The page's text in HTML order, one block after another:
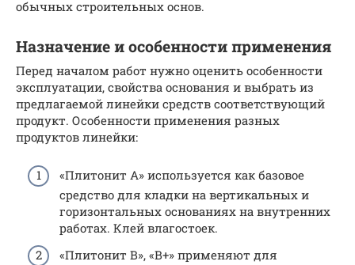
обычных строительных основ.
Назначение и особенности применения
Перед началом работ нужно оценить особенности
эксплуатации, свойства основания и выбрать из
предлагаемой линейки средств соответствующий
продукт. Особенности применения разных
продуктов линейки:
«Плитонит А» используется как базовое
средство для кладки на вертикальных и
горизонтальных основаниях на внутренних
работах. Клей влагостоек.
«Плитонит В», «В+» применяют для